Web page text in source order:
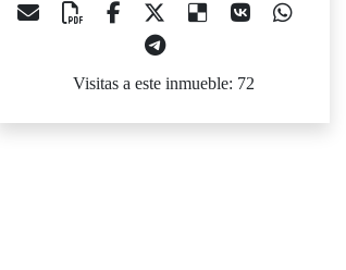
Visitas a este inmueble: 72